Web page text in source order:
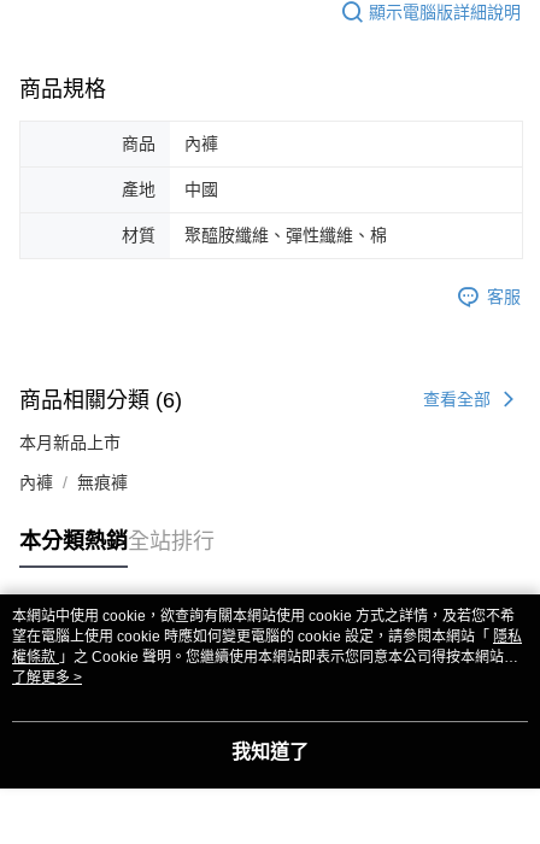
顯示電腦版詳細說明
商品規格
商品 內褲
產地 中國
材質 聚醯胺纖維、彈性纖維、棉
客服
商品相關分類 (6) 查看全部
本月新品上市
內褲 無痕褲
本分類熱銷全站排行
熱門標籤
本網站中使用 cookie，欲查詢有關本網站使用 cookie 方式之詳情，及若您不希
望在電腦上使用 cookie 時應如何變更電腦的 cookie 設定，請參閱本網站「 隱私
權條款 」之 Cookie 聲明。您繼續使用本網站即表示您同意本公司得按本網站使
用條款之 Cookie 聲明使用 cookie。
了解更多 >
我知道了